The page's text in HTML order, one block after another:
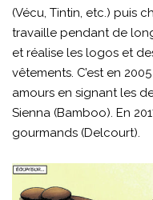
(Vécu, Tintin, etc.) puis
travaille pendant de
et réalise les logos et
vêtements. C’est en
amours en signant les
Sienna (Bamboo). En
gourmands (Delcourt).